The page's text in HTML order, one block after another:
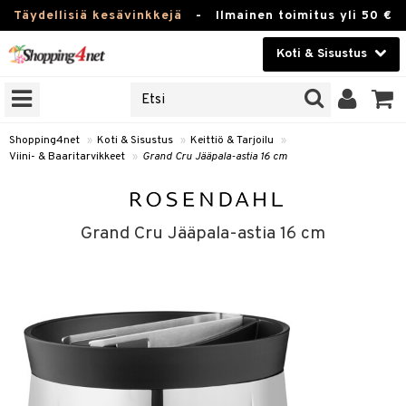
Täydellisiä kesävinkkejä - Ilmainen toimitus yli 50 €
Koti & Sisustus
Kauneudenhoito
Piilolinssit
Lelut, Lapsi & Vauva
Tuotemerkkejä
Kampanjat
Shopping4net » Koti & Sisustus » Keittiö & Tarjoilu
»
Viini- & Baaritarvikkeet » Grand Cru Jääpala-astia 16 cm
Grand Cru Jääpala-astia 16 cm
Tee & Espresso